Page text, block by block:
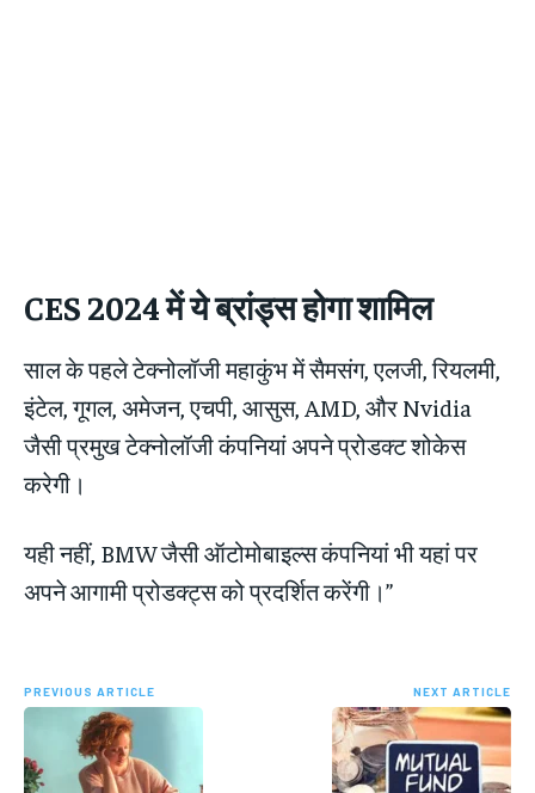
CES 2024 में ये ब्रांड्स होगा शामिल
साल के पहले टेक्नोलॉजी महाकुंभ में सैमसंग, एलजी, रियलमी,
इंटेल, गूगल, अमेजन, एचपी, आसुस, AMD, और Nvidia
जैसी प्रमुख टेक्नोलॉजी कंपनियां अपने प्रोडक्ट शोकेस
करेगी।
यही नहीं, BMW जैसी ऑटोमोबाइल्स कंपनियां भी यहां पर
अपने आगामी प्रोडक्ट्स को प्रदर्शित करेंगी।”
PREVIOUS ARTICLE NEXT ARTICLE